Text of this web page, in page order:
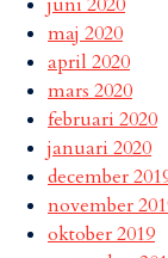
maj 2020
april 2020
mars 2020
februari 2020
januari 2020
december
november
oktober 2019